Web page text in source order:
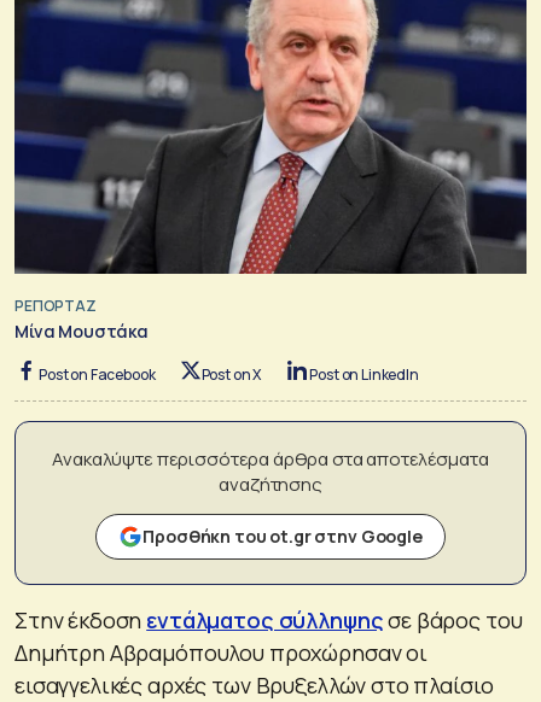
ΡΕΠΟΡΤΑΖ
Μίνα Μουστάκα
Post on Facebook Post on X Post on LinkedIn
Ανακαλύψτε περισσότερα άρθρα στα αποτελέσματα
αναζήτησης
Προσθήκη του ot.gr στην Google
Στην έκδοση εντάλματος σύλληψηςσε βάρος του
Δημήτρη Αβραμόπουλου προχώρησαν οι
εισαγγελικές αρχές των Βρυξελλών στο πλαίσιο